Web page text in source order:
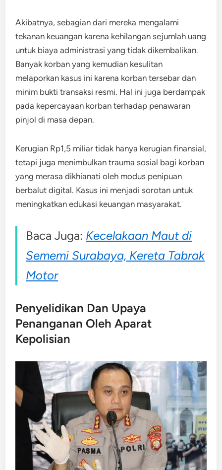
Akibatnya, sebagian dari mereka mengalami
tekanan keuangan karena kehilangan sejumlah uang
untuk biaya administrasi yang tidak dikembalikan.
Banyak korban yang kemudian kesulitan
melaporkan kasus ini karena korban tersebar dan
minim bukti transaksi resmi. Hal ini juga berdampak
pada kepercayaan korban terhadap penawaran
pinjol di masa depan.
Kerugian Rp1,5 miliar tidak hanya kerugian finansial,
tetapi juga menimbulkan trauma sosial bagi korban
yang merasa dikhianati oleh modus penipuan
berbalut digital. Kasus ini menjadi sorotan untuk
meningkatkan edukasi keuangan masyarakat.
Baca Juga: Kecelakaan Maut di
Sememi Surabaya, Kereta Tabrak
Motor
Penyelidikan Dan Upaya
Penanganan Oleh Aparat
Kepolisian